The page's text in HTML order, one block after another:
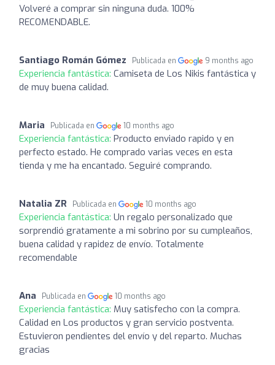
Volveré a comprar sin ninguna duda. 100%
RECOMENDABLE.
Santiago Román Gómez Publicada en 9 months ago
Experiencia fantástica: Camiseta de Los Nikis fantástica y
de muy buena calidad.
Maria Publicada en 10 months ago
Experiencia fantástica: Producto enviado rapido y en
perfecto estado. He comprado varias veces en esta
tienda y me ha encantado. Seguiré comprando.
Natalia ZR Publicada en 10 months ago
Experiencia fantástica: Un regalo personalizado que
sorprendió gratamente a mi sobrino por su cumpleaños,
buena calidad y rapidez de envío. Totalmente
recomendable
Ana Publicada en 10 months ago
Experiencia fantástica: Muy satisfecho con la compra.
Calidad en Los productos y gran servicio postventa.
Estuvieron pendientes del envío y del reparto. Muchas
gracias